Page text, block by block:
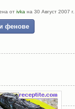
от ivka на 30 Август 2007 г.
фенове